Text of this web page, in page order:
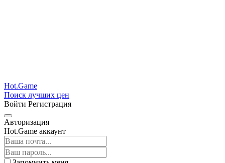
Hot.Game
Поиск лучших цен
Войти Регистрация
Авторизация
Hot.Game аккаунт